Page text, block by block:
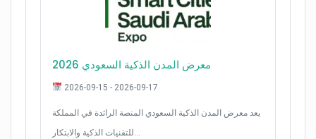
معرض المدن الذكية السعودي 2026
2026-09-15 - 2026-09-17
يعد معرض المدن الذكية السعودي المنصة الرائدة في المملكة
للتقنيات الذكية والابتكار…